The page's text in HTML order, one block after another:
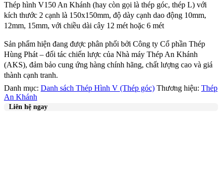
Thép hình V150 An Khánh (hay còn gọi là thép góc, thép L) với
kích thước 2 cạnh là 150x150mm, độ dày cạnh dao động 10mm,
12mm, 15mm, với chiều dài cây 12 mét hoặc 6 mét
Sản phẩm hiện đang được phân phối bởi Công ty Cổ phần Thép
Hùng Phát – đối tác chiến lược của Nhà máy Thép An Khánh
(AKS), đảm bảo cung ứng hàng chính hãng, chất lượng cao và giá
thành cạnh tranh.
Danh mục: Danh sách Thép Hình V (Thép góc) Thương hiệu: Thép
An Khánh
Liên hệ ngay